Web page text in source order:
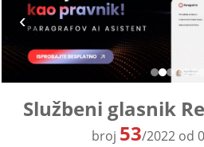
Službeni glasnik
broj 53/2022 od